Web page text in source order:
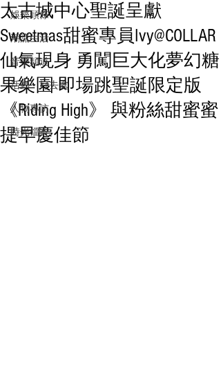
娛樂頭條
潮流生活
音樂頻道
活動・好去處
人物專訪
時光檔案
太古城中心聖誕呈獻
Sweetmas甜蜜專員Ivy@COLLAR
仙氣現身 勇闖巨大化夢幻糖
果樂園 即場跳聖誕限定版
《Riding High》 與粉絲甜蜜蜜
提早慶佳節